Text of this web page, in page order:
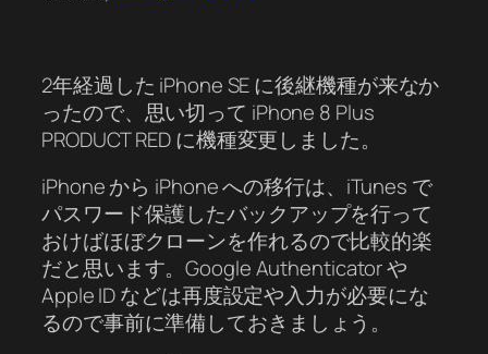
2年経過した iPhone SE に後継機種が来なか
ったので、思い切って iPhone 8 Plus
PRODUCT RED に機種変更しました。
iPhone から iPhone への移行は、iTunes で
パスワード保護したバックアップを行って
おけばほぼクローンを作れるので比較的楽
だと思います。Google Authenticator や
Apple ID などは再度設定や入力が必要にな
るので事前に準備しておきましょう。